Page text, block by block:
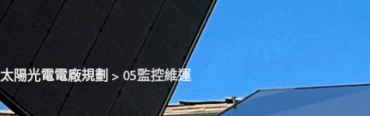
太陽光電電廠規劃 > 05監控維運